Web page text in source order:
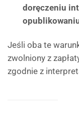
doręczeniu
Jeśli oba te
zwolniony z
zgodnie z